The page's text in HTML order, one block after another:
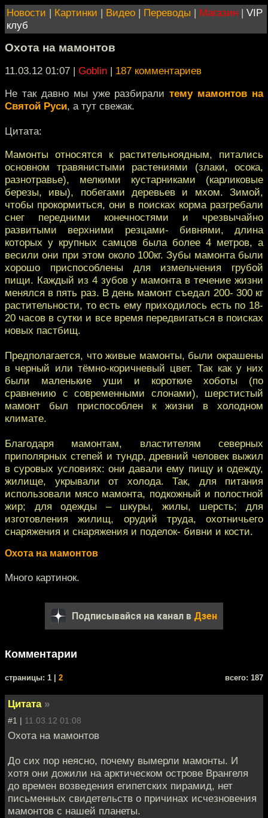
Новости | Картинки | Видео | Переводы | Магазин | VIP
клуб
Охота на мамонтов
11.03.12 01:07 | Goblin | 187 комментариев
Не так давно мы уже разбиралитему мамонтов на
Святой Руси, а тут свежак.
Цитата:
Мамонты относятся к растительноядным, питались
основном травянистыми растениями (злаки, осока,
разнотравье), мелкими кустарниками (карликовые
березы, ивы), побегами деревьев и мхом. Зимой,
чтобы прокормиться, они в поисках корма разгребали
снег передними конечностями и чрезвычайно
развитыми верхними резцами- бивнями, длина
которых у крупных самцов была более 4 метров, а
весили они при этом около 100кг. Зубы мамонта были
хорошо приспособлены для измельчения грубой
пищи. Каждый из 4 зубов у мамонта в течение жизни
менялся в пять раз. В день мамонт съедал 200- 300 кг
растительности, то есть ему приходилось есть по 18-
20 часов в сутки и все время передвигаться в поисках
новых пастбищ.
Предполагается, что живые мамонты, были окрашены
в черный или тёмно-коричневый цвет. Так как у них
были маленькие уши и короткие хоботы (по
сравнению с современными слонами), шерстистый
мамонт был приспособлен к жизни в холодном
климате.
Благодаря мамонтам, властителям северных
приполярных степей и тундр, древний человек выжил
в суровых условиях: они давали ему пищу и одежду,
жилище, укрывали от холода. Так, для питания
использовали мясо мамонта, подкожный и полостной
жир; для одежды – шкуры, жилы, шерсть; для
изготовления жилищ, орудий труда, охотничьего
снаряжения и снаряжения и поделок- бивни и кости.
Охота на мамонтов
Много картинок.
Подписывайся на канал в Дзен
Комментарии
cтраницы: 1 | 2 всего: 187
Цитата »
#1 | 11.03.12 01:08
Охота на мамонтов
До сих пор неясно, почему вымерли мамонты. И
хотя они дожили на арктическом острове Врангеля
до времен возведения египетских пирамид, нет
письменных свидетельств о причинах исчезновения
мамонтов с нашей планеты.